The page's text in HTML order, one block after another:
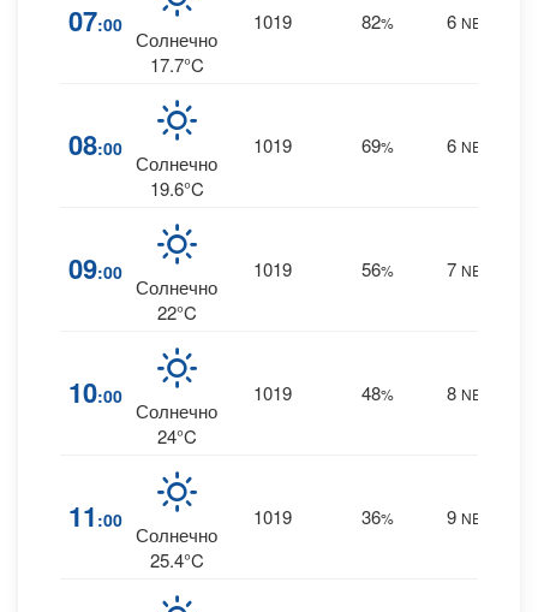
07:00
Солнечно
17.7°C
1019 82% 6 NE
08:00
Солнечно
19.6°C
1019 69% 6 NE
09:00
Солнечно
22°C
1019 56% 7 NE
10:00
Солнечно
24°C
1019 48% 8 NE
11 :00
Солнечно
25.4°C
1019 36% 9 NE